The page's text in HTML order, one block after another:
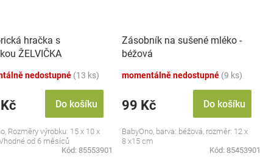
hračka s
ŽELVIČKA
nedostupné (13 ks)
Do košíku
Rozměry výrobku: 15 x 10 x
od 6 měsíců
Kód: 85553901
Zásobník na sušené mléko -
béžová
momentálně nedostupné (9 ks)
99 Kč Do košíku
BabyOno, barva: béžová, rozměr: 12 x
8 x15 cm
Kód: 85453901